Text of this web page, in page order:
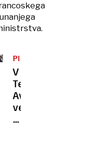
PROTESTI
V
Tel
Avivu
več
tisoč